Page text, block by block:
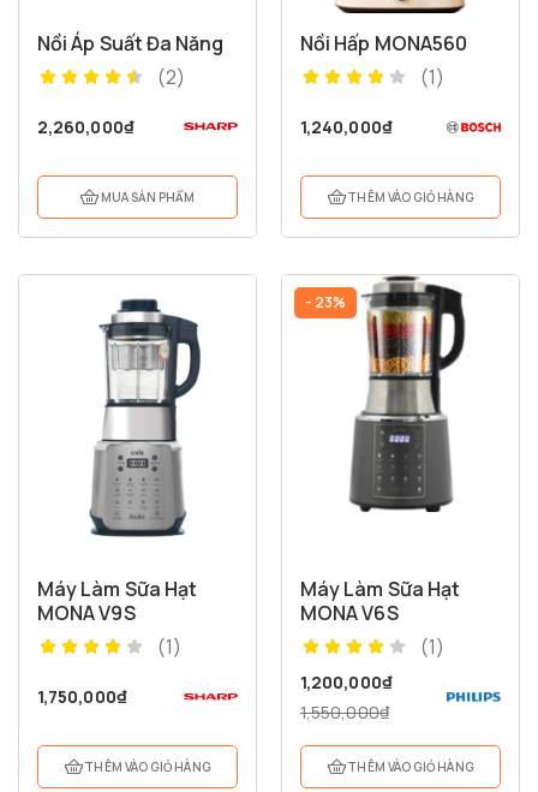
1,150,000
Máy Xay Sinh Tố MONA UMB05
Nồi Áp Suất Đa Năng
(2)
2,260,000₫
MUA SẢN PHẨM
Nồi Hấp MONA560
(1)
1,240,000₫
THÊM VÀO GIỎ HÀNG
Máy Làm Sữa Hạt
MONA V9S
(1)
1,750,000₫
THÊM VÀO GIỎ HÀNG
- 23%
Máy Làm Sữa Hạt
MONA V6S
(1)
1,550,000₫
1,200,000₫
THÊM VÀO GIỎ HÀNG